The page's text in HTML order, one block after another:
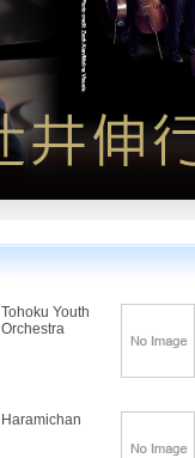
Tohoku Youth
Orchestra
Haramichan